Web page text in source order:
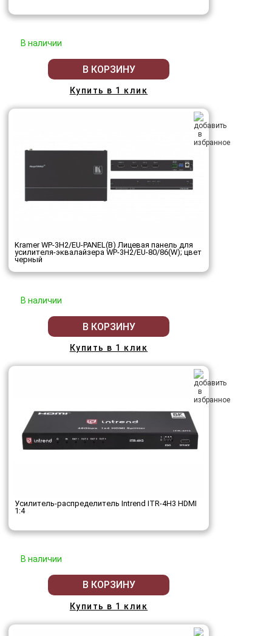
В наличии
В КОРЗИНУ
Купить в 1 клик
Kramer WP-3H2/EU-PANEL(B) Лицевая панель для
усилителя-эквалайзера WP-3H2/EU-80/86(W); цвет
черный
В наличии
В КОРЗИНУ
Купить в 1 клик
Усилитель-распределитель Intrend ITR-4H3 HDMI
1:4
В наличии
В КОРЗИНУ
Купить в 1 клик